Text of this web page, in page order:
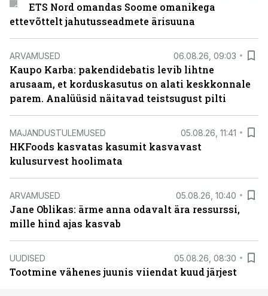
ETS Nord omandas Soome omanikega
ettevõttelt jahutusseadmete ärisuuna
ARVAMUSED 06.08.26, 09:03
Kaupo Karba: pakendidebatis levib lihtne
arusaam, et korduskasutus on alati keskkonnale
parem. Analüüsid näitavad teistsugust pilti
MAJANDUSTULEMUSED 05.08.26, 11:41
HKFoods kasvatas kasumit kasvavast
kulusurvest hoolimata
ARVAMUSED 05.08.26, 10:40
Jane Oblikas: ärme anna odavalt ära ressurssi,
mille hind ajas kasvab
UUDISED 05.08.26, 08:30
Tootmine vähenes juunis viiendat kuud järjest